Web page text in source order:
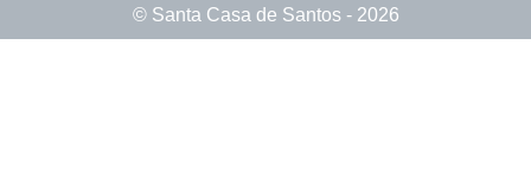
© Santa Casa de Santos - 2026